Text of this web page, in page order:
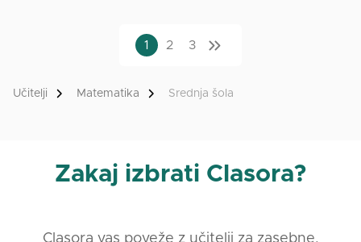
1 2 3
Učitelji Matematika Srednja šola
Zakaj izbrati Clasora?
Clasora vas poveže z učitelji za zasebne,